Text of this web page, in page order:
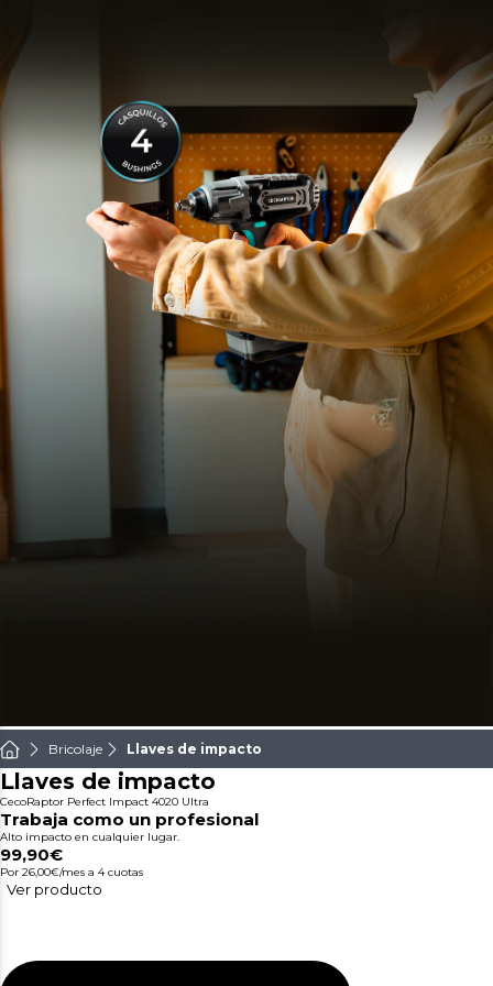
Bricolaje Llaves de impacto
Llaves de impacto
CecoRaptor Perfect Impact 4020 Ultra
Trabaja como un profesional
Alto impacto en cualquier lugar.
99,90€
Por 26,00€/mes a 4 cuotas
Ver producto